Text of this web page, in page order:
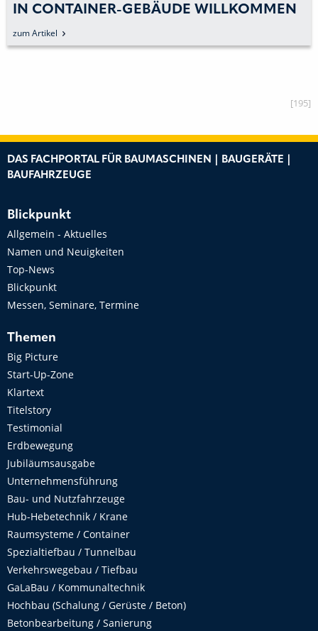
N CONTAINER-GEBÄUDE WILLKOMMEN
zum Artikel
[195]
DAS FACHPORTAL FÜR BAUMASCHINEN | BAUGERÄTE |
BAUFAHRZEUGE
Blickpunkt
Allgemein - Aktuelles
Namen und Neuigkeiten
Top-News
Blickpunkt
Messen, Seminare, Termine
Themen
Big Picture
Start-Up-Zone
Klartext
Titelstory
Testimonial
Erdbewegung
Jubiläumsausgabe
Unternehmensführung
Bau- und Nutzfahrzeuge
Hub-Hebetechnik / Krane
Raumsysteme / Container
Spezialtiefbau / Tunnelbau
Verkehrswegebau / Tiefbau
GaLaBau / Kommunaltechnik
Hochbau (Schalung / Gerüste / Beton)
Betonbearbeitung / Sanierung